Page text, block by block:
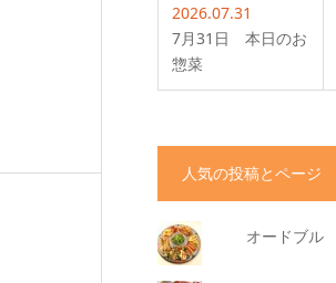
2026.07.31
7月31日 本日のお
惣菜
人気の投稿とページ
オードブル